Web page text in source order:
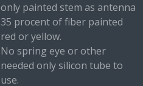
only painted stem as antenna
35 procent of fiber painted
red or yellow.
No spring eye or other
needed only silicon tube to
use.